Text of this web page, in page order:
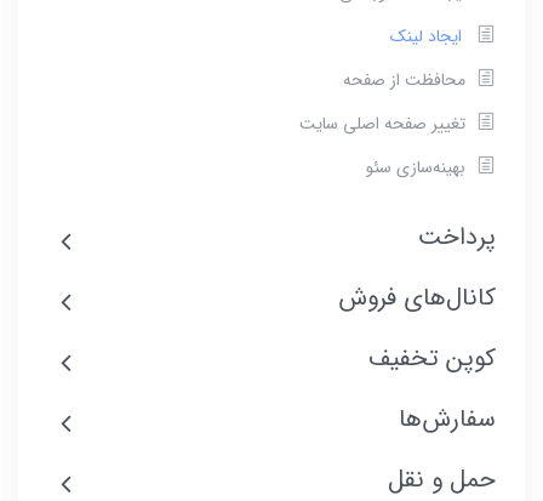
ایجاد لینک
محافظت از صفحه
تغییر صفحه اصلی سایت
بهینه‌سازی سئو
پرداخت
کانال‌های فروش
کوپن تخفیف
سفارش‌ها
حمل و نقل